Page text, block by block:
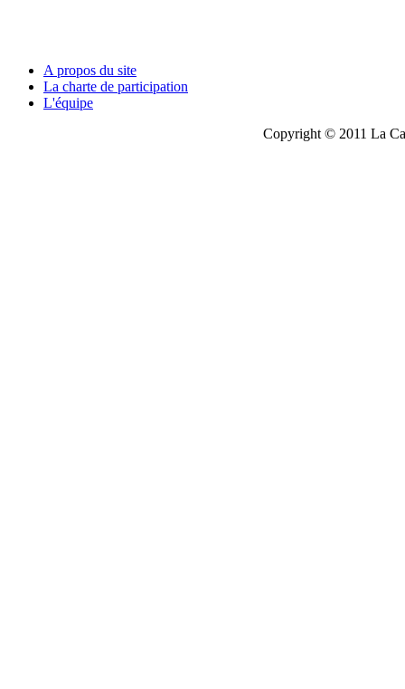
A propos du site
La charte de participation
L'équipe
Copyright © 2011 La